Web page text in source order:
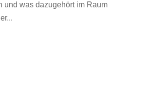
und was dazugehört im Raum